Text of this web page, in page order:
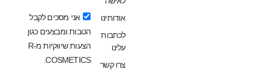
אודותינו
לכתבות
עלינו
צרו קשר
אני מסכים לקבל
הטבות ומבצעים כגון
הצעות שיווקיות מ-R
COSMETICS.